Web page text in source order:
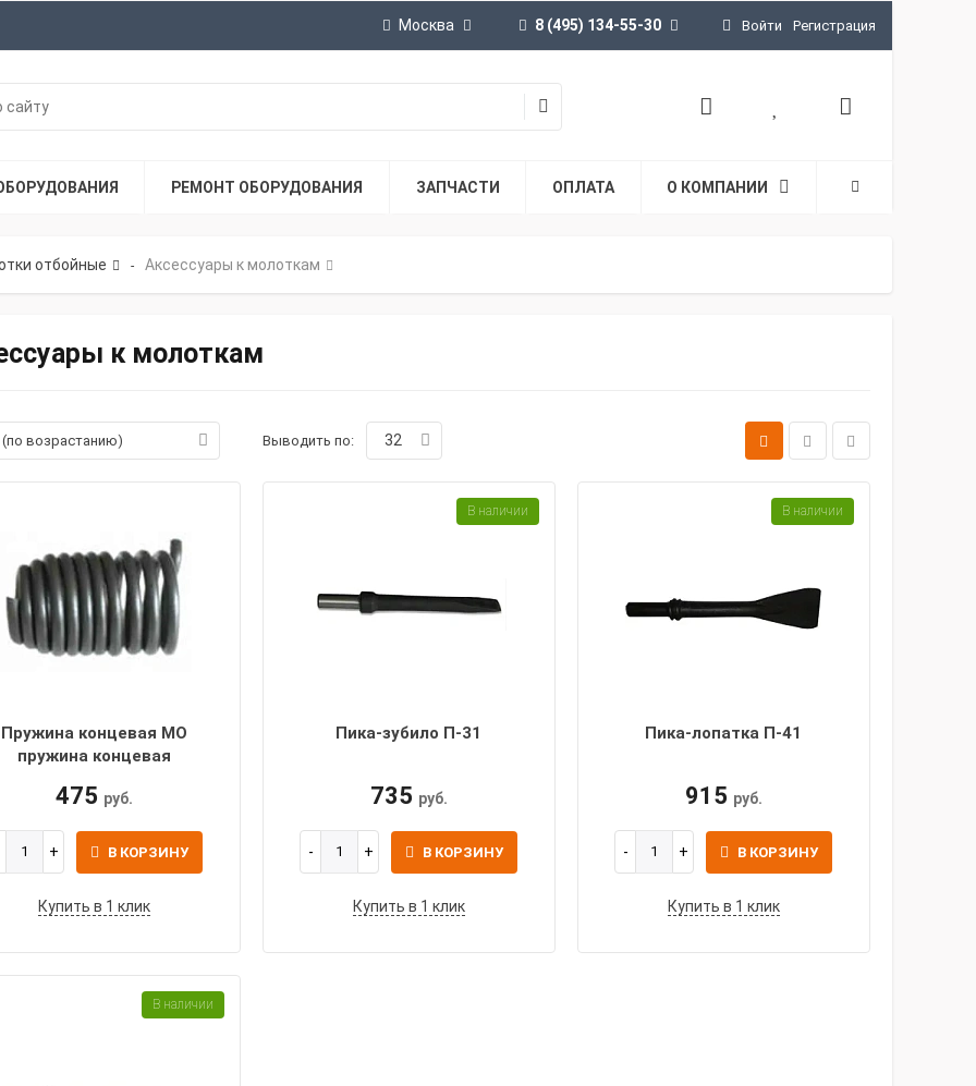
Москва 8 (495) 134-55-30 Войти Регистрация
РЕМОНТ ОБОРУДОВАНИЯ ЗАПЧАСТИ ОПЛАТА О КОМПАНИИ
отбойные - Аксессуары к молоткам
к молоткам
(по возрастанию) Выводить по: 32
Пружина концевая МО
пружина концевая
475 руб.
В КОРЗИНУ
Купить в 1 клик
Пика-зубило П-31
735 руб.
В КОРЗИНУ
Купить в 1 клик
В наличии
Пика-лопатка П-41
915 руб.
В КОРЗИНУ
Купить в 1 клик
В наличии
В наличии